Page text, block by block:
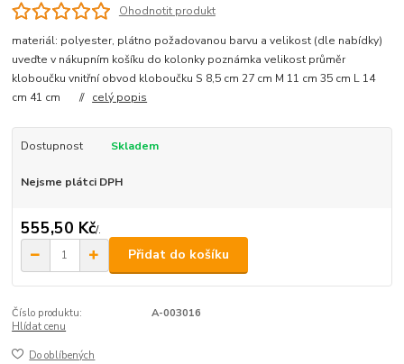
Ohodnotit produkt
materiál: polyester, plátno požadovanou barvu a velikost (dle nabídky)
uveďte v nákupním košíku do kolonky poznámka velikost průměr
kloboučku vnitřní obvod kloboučku S 8,5 cm 27 cm M 11 cm 35 cm L 14
cm 41 cm // celý popis
Dostupnost Skladem
Nejsme plátci DPH
555,50 Kč/.
Přidat do košíku
Číslo produktu:
A-003016
Hlídat cenu
Do oblíbených